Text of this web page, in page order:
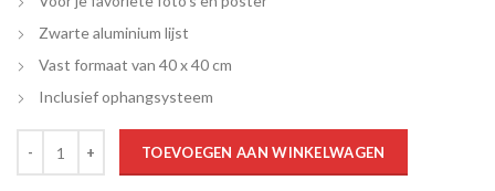
Zwarte aluminium lijst
Vast formaat van 40 x 40 cm
Inclusief ophangsysteem
TOEVOEGEN AAN WINKELWAGEN